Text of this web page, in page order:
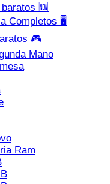
🆕
Completos 🖥️
🎮
Mano
Ram